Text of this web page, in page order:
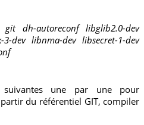
dh-autoreconf libglib2.0-dev
dev libnma-dev libsecret-1-dev
suivantes une par une pour
du référentiel GIT, compiler